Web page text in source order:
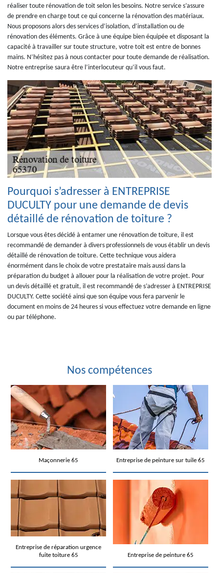
réaliser toute rénovation de toit selon les besoins. Notre service s’assure
de prendre en charge tout ce qui concerne la rénovation des matériaux.
Nous proposons alors des services d’isolation, d’installation ou de
rénovation des éléments. Grâce à une équipe bien équipée et disposant la
capacité à travailler sur toute structure, votre toit est entre de bonnes
mains. N’hésitez pas à nous contacter pour toute demande de réalisation.
Notre entreprise saura être l’interlocuteur qu’il vous faut.
Pourquoi s’adresser à ENTREPRISE
DUCULTY pour une demande de devis
détaillé de rénovation de toiture ?
Lorsque vous êtes décidé à entamer une rénovation de toiture, il est
recommandé de demander à divers professionnels de vous établir un devis
détaillé de rénovation de toiture. Cette technique vous aidera
énormément dans le choix de votre prestataire mais aussi dans la
préparation du budget à allouer pour la réalisation de votre projet. Pour
un devis détaillé et gratuit, il est recommandé de s’adresser à ENTREPRISE
DUCULTY. Cette société ainsi que son équipe vous fera parvenir le
document en moins de 24 heures si vous effectuez votre demande en ligne
ou par téléphone.
Nos compétences
Maçonnerie 65 Entreprise de peinture sur tuile 65
Entreprise de réparation urgence
fuite toiture 65
Entreprise de peinture 65